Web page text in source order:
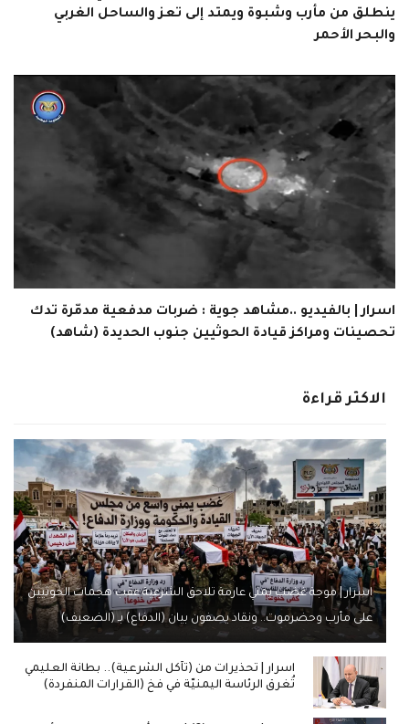
ينطلق من مأرب وشبوة ويمتد إلى تعز والساحل الغربي
والبحر الأحمر
اسرار | بالفيديو ..مشاهد جوية : ضربات مدفعية مدمّرة تدك
تحصينات ومراكز قيادة الحوثيين جنوب الحديدة (شاهد)
الاكثر قراءة
اسرار | موجة غضب يمني عارمة تلاحق الشرعية عقب هجمات الحوثيين
على مأرب وحضرموت.. ونقاد يصفون بيان (الدفاع) بـ (الضعيف)
اسرار | تحذيرات من (تآكل الشرعية).. بطانة العليمي
تُغرق الرئاسة اليمنيّة في فخ (القرارات المنفردة)